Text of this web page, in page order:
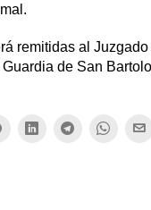
remitidas al Juzgado
Guardia de San